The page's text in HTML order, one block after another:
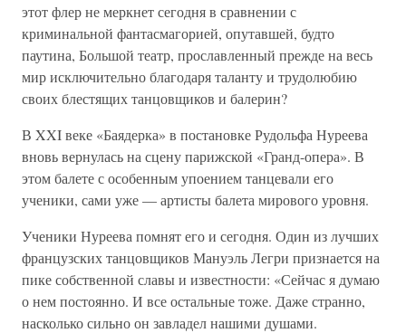
этот флер не меркнет сегодня в сравнении с
криминальной фантасмагорией, опутавшей, будто
паутина, Большой театр, прославленный прежде на весь
мир исключительно благодаря таланту и трудолюбию
своих блестящих танцовщиков и балерин?
В XXI веке «Баядерка» в постановке Рудольфа Нуреева
вновь вернулась на сцену парижской «Гранд-опера». В
этом балете с особенным упоением танцевали его
ученики, сами уже — артисты балета мирового уровня.
Ученики Нуреева помнят его и сегодня. Один из лучших
французских танцовщиков Мануэль Легри признается на
пике собственной славы и известности: «Сейчас я думаю
о нем постоянно. И все остальные тоже. Даже странно,
насколько сильно он завладел нашими душами.